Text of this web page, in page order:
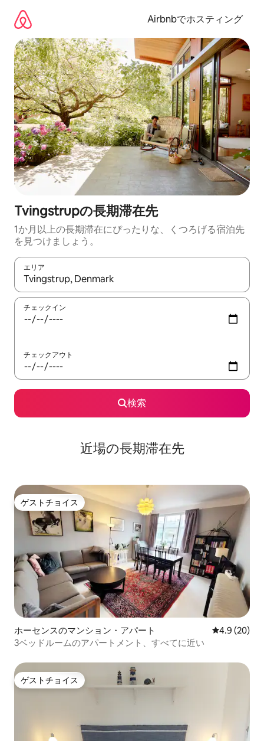
Airbnbでホスティング
Tvingstrupの長期滞在先
1か月以上の長期滞在にぴったりな、くつろげる宿泊先
を見つけましょう。
エリア
検索結果が表示されたら、上下の矢印キーを使って移動するか
チェックイン
チェックアウト
検索
近場の長期滞在先
ゲストチョイス
ゲストチョイス
ホーセンスのマンション・アパート レビュー20
4.9 (20)
3ベッドルームのアパートメント、すべてに近い
ゲストチョイス
ゲストチョイス